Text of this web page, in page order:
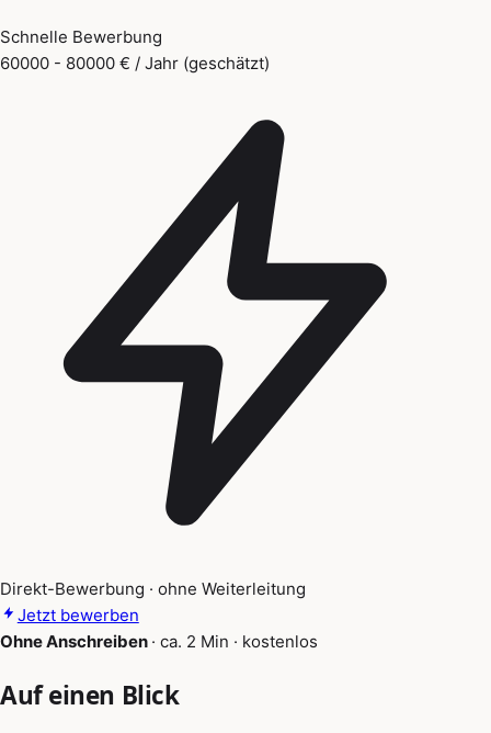
Schnelle Bewerbung
60000 - 80000 € / Jahr (geschätzt)
Direkt-Bewerbung · ohne Weiterleitung
Jetzt bewerben
Ohne Anschreiben · ca. 2 Min · kostenlos
Auf einen Blick